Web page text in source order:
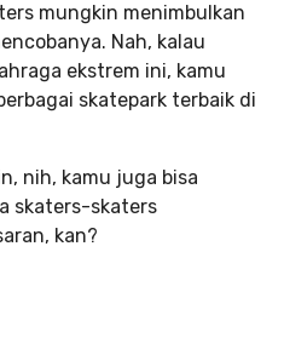
mungkin menimbulkan
Nah, kalau
ekstrem ini, kamu
skatepark terbaik di
nih, kamu juga bisa
skaters-skaters
kan?